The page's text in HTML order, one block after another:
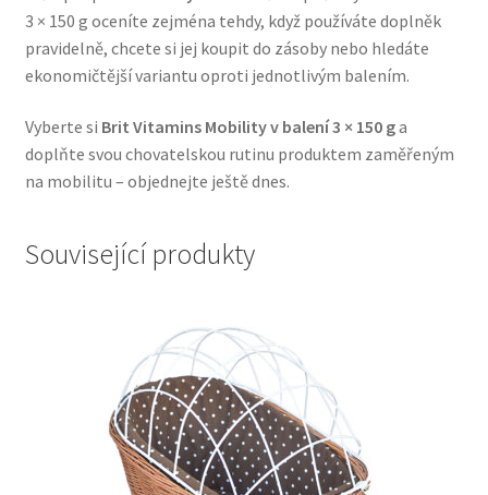
Veterinární dieta pro psy
Wolf of Wilderness
3 × 150 g oceníte zejména tehdy, když používáte doplněk
pravidelně, chcete si jej koupit do zásoby nebo hledáte
ekonomičtější variantu oproti jednotlivým balením.
Vyberte si Brit Vitamins Mobility v balení 3 × 150 ga
doplňte svou chovatelskou rutinu produktem zaměřeným
na mobilitu – objednejte ještě dnes.
Související produkty